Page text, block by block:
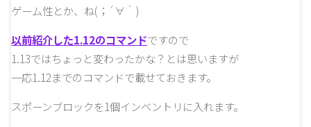
ゲーム性とか、ね(；´∀｀)
以前紹介した1.12のコマンドですので
1.13ではちょっと変わったかな？とは思いますが
一応1.12までのコマンドで載せておきます。
スポーンブロックを1個インベントリに入れます。